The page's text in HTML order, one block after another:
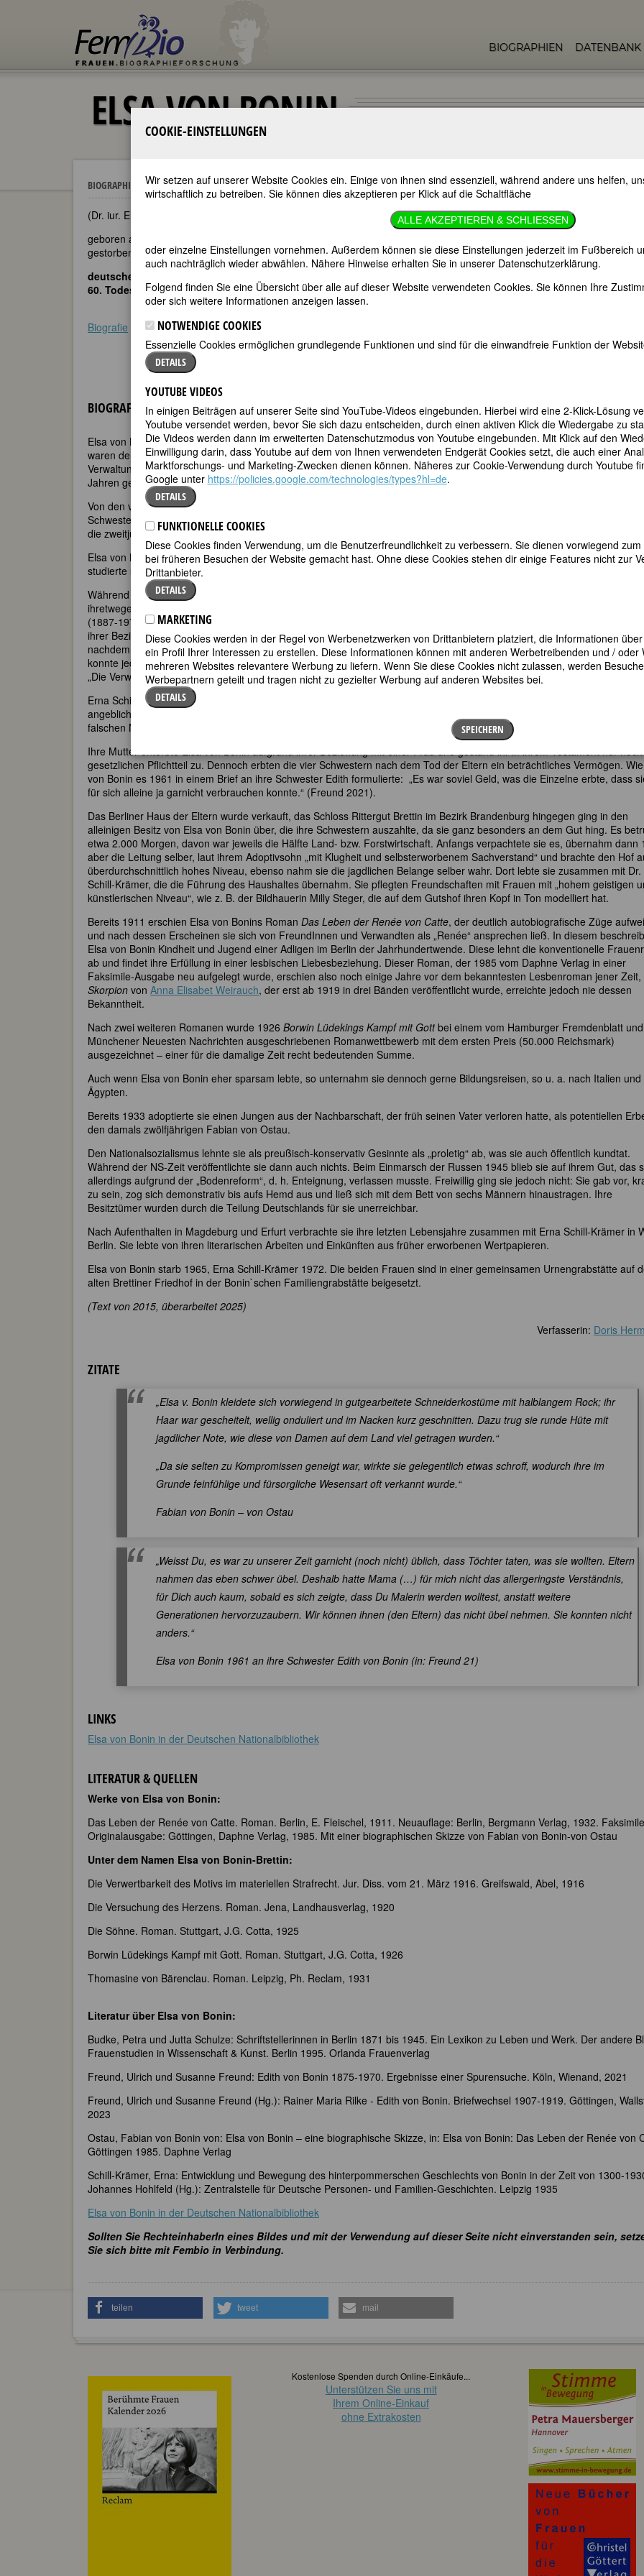
BIOGRAPHIEN DATENBANK
ELSA VON BONIN
BIOGRAPHIEN Elsa von Bonin
(Dr. iur. Elsa Jutta Rosalie von Bonin, Elsa von Bonin-Brettin)
geboren am 14. Oktober 1882 in Berlin
gestorben am 17. Juni 1965 in Berlin
deutsche Schriftstellerin und Juristin
60. Todestag am 17. Juni 2025
Biografie Zitate•Weblinks• Literatur & Quellen
BIOGRAFIE
teilen
tweet
Elsa von Bonin wurde als jüngste von vier Schwestern am 14. Oktober 1882 in Berlin geboren. Ihre Eltern
waren der Königlich Preußische Kammerherr Dr. jur. Gisbert von Bonin, Rittergutsbesitzer und
Verwaltungsjurist, und Maria von Bonin, geb. Freiin von Hurter. Deren erster Ehemann war nach vier
Jahren gestorben, der gemeinsame Sohn Karl von der Heyde wuchs bei den Großeltern auf.
Von den vier Schwestern gingen nur zwei – wie von der Familie erwartet wurde – eine Ehe ein: die älteste
Schwester, die Friedrich August Graf Gneisenau heiratete und als Schriftstellerin
die zweitjüngste Olga. Edith von Bonin wurde Malerin.
Elsa von Bonin wurde privat auf das Abitur vorbereitet, das sie am humanistischen Gymnasium in Jena bestand.
studierte sie Jura in Jena und Berlin.
Während ihres Studiums hatte Elsa von Bonin ab 1905 erst eine Beziehung mit der Schriftstellerin Toni Schwabe, die
ihretwegen die Schriftstellerin
(1887-1972), die sie während des gemeinsamen Studiums kennengelernt hatte. Die beiden Frauen wurden 1912
ihrer Beziehung denunziert. Einem Verweis von der Universität Jena kam Elsa von Bonin durch ihre Abmeldung zuvor,
nachdem ihre ältere Schwester Edith vergeblich versucht hatte, sie bei der Universitätsleitung zu entlasten. (Freund
konnte jedoch ihr Studium an der Universität Greifswald ihr Studium fortsetzen, wo sie 1916 ihre Dissertation unter dem
„Die Verwertbarkeit des Motivs im materiellen Strafrecht“ verfasste.
Erna Schill-Krämer wurde aufgrund der Denunzierung an der Universität Jena nicht nur von der Universität verwiesen,
angeblich „zu ihrem Schutz“ in eine Irrenanstalt eingewiesen. Einer gemeinsamen Freundin gelang es unter Angabe eines
falschen Namens sie dort zu besuchen und sie zu „entführen“. (Freund 2021)
Ihre Mutter enterbte Elsa von Bonin aufgrund ihrer Beziehung mit einer Frau und gestand ihr in ihrem Testament nur
gesetzlichen Pflichtteil zu. Dennoch erbten die vier Schwestern nach dem Tod der Eltern ein beträchtliches Vermögen.
von Bonin es 1961 in einem Brief an ihre Schwester Edith formulierte: „Es war soviel Geld, was die Einzelne erbte, dass
für sich alleine ja garnicht verbrauchen konnte.“ (Freund 2021).
Das Berliner Haus der Eltern wurde verkauft, das Schloss Rittergut Brettin im Bezirk Brandenburg hingegen ging in den
alleinigen Besitz von Elsa von Bonin über, die ihre Schwestern auszahlte, da sie ganz besonders an dem Gut hing. Es
etwa 2.000 Morgen, davon war jeweils die Hälfte Land- bzw. Forstwirtschaft. Anfangs verpachtete sie es, übernahm dann
aber die Leitung selber, laut ihrem Adoptivsohn „mit Klugheit und selbsterworbenem Sachverstand“ und brachte den Hof
überdurchschnittlich hohes Niveau, ebenso nahm sie die jagdlichen Belange selber wahr. Dort lebte sie zusammen mit Dr.
Schill-Krämer, die die Führung des Haushaltes übernahm. Sie pflegten Freundschaften mit Frauen mit „hohem geistigen
künstlerischen Niveau“, wie z. B. der Bildhauerin Milly Steger, die auf dem Gutshof ihren Kopf in Ton modelliert hat.
Bereits 1911 erschien Elsa von Bonins Roman Das Leben der Renée von Catte, der deutlich autobiografische Züge
und nach dessen Erscheinen sie sich von FreundInnen und Verwandten als „Renée“ ansprechen ließ. In diesem
Elsa von Bonin Kindheit und Jugend einer Adligen im Berlin der Jahrhundertwende. Diese lehnt die konventionelle
ab und findet ihre Erfüllung in einer lesbischen Liebesbeziehung. Dieser Roman, der 1985 vom Daphne Verlag in einer
Faksimile-Ausgabe neu aufgelegt wurde, erschien also noch einige Jahre vor dem bekanntesten Lesbenroman jener Zeit,
Skorpion von Anna Elisabet Weirauch, der erst ab 1919 in drei Bänden veröffentlicht wurde, erreichte jedoch nie dessen
Bekanntheit.
Nach zwei weiteren Romanen wurde 1926 Borwin Lüdekings Kampf mit Gottbei einem vom Hamburger Fremdenblatt
Münchener Neuesten Nachrichten ausgeschriebenen Romanwettbewerb mit dem ersten Preis (50.000 Reichsmark)
ausgezeichnet – einer für die damalige Zeit recht bedeutenden Summe.
Auch wenn Elsa von Bonin eher sparsam lebte, so unternahm sie dennoch gerne Bildungsreisen, so u. a. nach Italien und
Ägypten.
Bereits 1933 adoptierte sie einen Jungen aus der Nachbarschaft, der früh seinen Vater verloren hatte, als potentiellen
den damals zwölfjährigen Fabian von Ostau.
Den Nationalsozialismus lehnte sie als preußisch-konservativ Gesinnte als „proletig“ ab, was sie auch öffentlich kundtat.
Während der NS-Zeit veröffentlichte sie dann auch nichts. Beim Einmarsch der Russen 1945 blieb sie auf ihrem Gut, das
allerdings aufgrund der „Bodenreform“, d. h. Enteignung, verlassen musste. Freiwillig ging sie jedoch nicht: Sie gab vor,
zu sein, zog sich demonstrativ bis aufs Hemd aus und ließ sich mit dem Bett von sechs Männern hinaustragen. Ihre
Besitztümer wurden durch die Teilung Deutschlands für sie unerreichbar.
Nach Aufenthalten in Magdeburg und Erfurt verbrachte sie ihre letzten Lebensjahre zusammen mit Erna Schill-Krämer in
Berlin. Sie lebte von ihren literarischen Arbeiten und Einkünften aus früher erworbenen Wertpapieren.
Elsa von Bonin starb 1965, Erna Schill-Krämer 1972. Die beiden Frauen sind in einer gemeinsamen Urnengrabstätte auf
alten Brettiner Friedhof in der Bonin`schen Familiengrabstätte beigesetzt.
(Text von 2015, überarbeitet 2025)
Verfasserin: Doris
ZITATE
„Elsa v. Bonin kleidete sich vorwiegend in gutgearbeitete Schneiderkostüme mit halblangem Rock; ihr
Haar war gescheitelt, wellig onduliert und im Nacken kurz geschnitten. Dazu trug sie runde Hüte mit
jagdlicher Note, wie diese von Damen auf dem Land viel getragen wurden.“
„Da sie selten zu Kompromissen geneigt war, wirkte sie gelegentlich etwas schroff, wodurch ihre im
Grunde feinfühlige und fürsorgliche Wesensart oft verkannt wurde.“
Fabian von Bonin – von Ostau
„Weisst Du, es war zu unserer Zeit garnicht (noch nicht) üblich, dass Töchter taten, was sie wollten. Eltern
nahmen das eben schwer übel. Deshalb hatte Mama (…) für mich nicht das allergeringste Verständnis,
für Dich auch kaum, sobald es sich zeigte, dass Du Malerin werden wolltest, anstatt weitere
Generationen hervorzuzaubern. Wir können ihnen (den Eltern) das nicht übel nehmen. Sie konnten nicht
anders.“
Elsa von Bonin 1961 an ihre Schwester Edith von Bonin (in: Freund 21)
LINKS
Elsa von Bonin in der Deutschen Nationalbibliothek
LITERATUR & QUELLEN
Werke von Elsa von Bonin:
Das Leben der Renée von Catte. Roman. Berlin, E. Fleischel, 1911. Neuauflage: Berlin, Bergmann Verlag, 1932.
Originalausgabe: Göttingen, Daphne Verlag, 1985. Mit einer biographischen Skizze von Fabian von Bonin-von Ostau
Unter dem Namen Elsa von Bonin-Brettin:
Die Verwertbarkeit des Motivs im materiellen Strafrecht. Jur. Diss. vom 21. März 1916. Greifswald, Abel, 1916
Die Versuchung des Herzens. Roman. Jena, Landhausverlag, 1920
Die Söhne. Roman. Stuttgart, J.G. Cotta, 1925
Borwin Lüdekings Kampf mit Gott. Roman. Stuttgart, J.G. Cotta, 1926
Thomasine von Bärenclau. Roman. Leipzig, Ph. Reclam, 1931
Literatur über Elsa von Bonin:
Budke, Petra und Jutta Schulze: Schriftstellerinnen in Berlin 1871 bis 1945. Ein Lexikon zu Leben und Werk. Der andere
Frauenstudien in Wissenschaft & Kunst. Berlin 1995. Orlanda Frauenverlag
Freund, Ulrich und Susanne Freund: Edith von Bonin 1875-1970. Ergebnisse einer Spurensuche. Köln, Wienand, 2021
Freund, Ulrich und Susanne Freund (Hg.): Rainer Maria Rilke - Edith von Bonin. Briefwechsel 1907-1919. Göttingen,
2023
Ostau, Fabian von Bonin von: Elsa von Bonin – eine biographische Skizze, in: Elsa von Bonin: Das Leben der Renée von
Göttingen 1985. Daphne Verlag
Schill-Krämer, Erna: Entwicklung und Bewegung des hinterpommerschen Geschlechts von Bonin in der Zeit von 1300-
Johannes Hohlfeld (Hg.): Zentralstelle für Deutsche Personen- und Familien-Geschichten. Leipzig 1935
Elsa von Bonin in der Deutschen Nationalbibliothek
Sollten Sie RechteinhaberIn eines Bildes und mit der Verwendung auf dieser Seite nicht einverstanden sein,
Sie sich bitte mit Fembio in Verbindung.
teilen tweet mail
Kostenlose Spenden durch Online-Einkäufe...
Unterstützen Sie uns mit
Ihrem Online-Einkauf
ohne Extrakosten
COOKIE-EINSTELLUNGEN
Wir setzen auf unserer Website Cookies ein. Einige von ihnen sind essenziell, während andere uns helfen,
wirtschaftlich zu betreiben. Sie können dies akzeptieren per Klick auf die Schaltfläche
ALLE AKZEPTIEREN & SCHLIESSEN
oder einzelne Einstellungen vornehmen. Außerdem können sie diese Einstellungen jederzeit im Fußbereich
auch nachträglich wieder abwählen. Nähere Hinweise erhalten Sie in unserer Datenschutzerklärung.
Folgend finden Sie eine Übersicht über alle auf dieser Website verwendeten Cookies. Sie können Ihre
oder sich weitere Informationen anzeigen lassen.
NOTWENDIGE COOKIES
Essenzielle Cookies ermöglichen grundlegende Funktionen und sind für die einwandfreie Funktion der
DETAILS
YOUTUBE VIDEOS
In einigen Beiträgen auf unserer Seite sind YouTube-Videos eingebunden. Hierbei wird eine 2-Klick-Lösung
Youtube versendet werden, bevor Sie sich dazu entscheiden, durch einen aktiven Klick die Wiedergabe zu
Die Videos werden dann im erweiterten Datenschutzmodus von Youtube eingebunden. Mit Klick auf den
Einwilligung darin, dass Youtube auf dem von Ihnen verwendeten Endgerät Cookies setzt, die auch einer
Marktforschungs- und Marketing-Zwecken dienen können. Näheres zur Cookie-Verwendung durch Youtube
Google unter https://policies.google.com/technologies/types?hl=de.
DETAILS
FUNKTIONELLE COOKIES
Diese Cookies finden Verwendung, um die Benutzerfreundlichkeit zu verbessern. Sie dienen vorwiegend
bei früheren Besuchen der Website gemacht hast. Ohne diese Cookies stehen dir einige Features nicht zur
Drittanbieter.
DETAILS
MARKETING
Diese Cookies werden in der Regel von Werbenetzwerken von Drittanbietern platziert, die Informationen
ein Profil Ihrer Interessen zu erstellen. Diese Informationen können mit anderen Werbetreibenden und /
mehreren Websites relevantere Werbung zu liefern. Wenn Sie diese Cookies nicht zulassen, werden
Werbepartnern geteilt und tragen nicht zu gezielter Werbung auf anderen Websites bei.
DETAILS
SPEICHERN